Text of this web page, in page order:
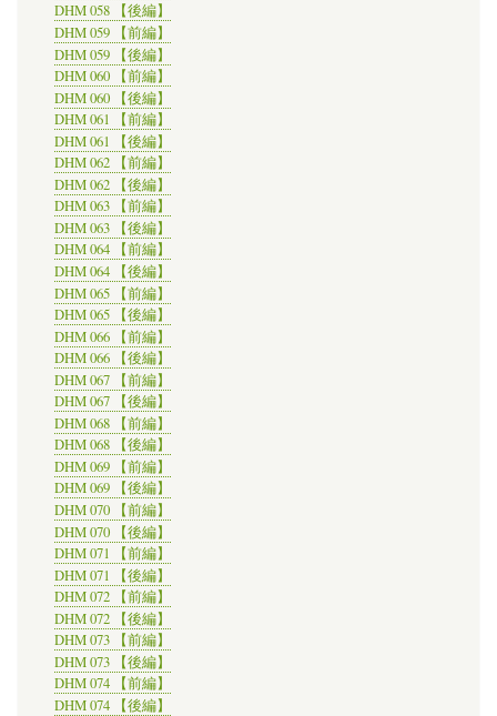
DHM 058 【後編】
DHM 059 【前編】
DHM 059 【後編】
DHM 060 【前編】
DHM 060 【後編】
DHM 061 【前編】
DHM 061 【後編】
DHM 062 【前編】
DHM 062 【後編】
DHM 063 【前編】
DHM 063 【後編】
DHM 064 【前編】
DHM 064 【後編】
DHM 065 【前編】
DHM 065 【後編】
DHM 066 【前編】
DHM 066 【後編】
DHM 067 【前編】
DHM 067 【後編】
DHM 068 【前編】
DHM 068 【後編】
DHM 069 【前編】
DHM 069 【後編】
DHM 070 【前編】
DHM 070 【後編】
DHM 071 【前編】
DHM 071 【後編】
DHM 072 【前編】
DHM 072 【後編】
DHM 073 【前編】
DHM 073 【後編】
DHM 074 【前編】
DHM 074 【後編】